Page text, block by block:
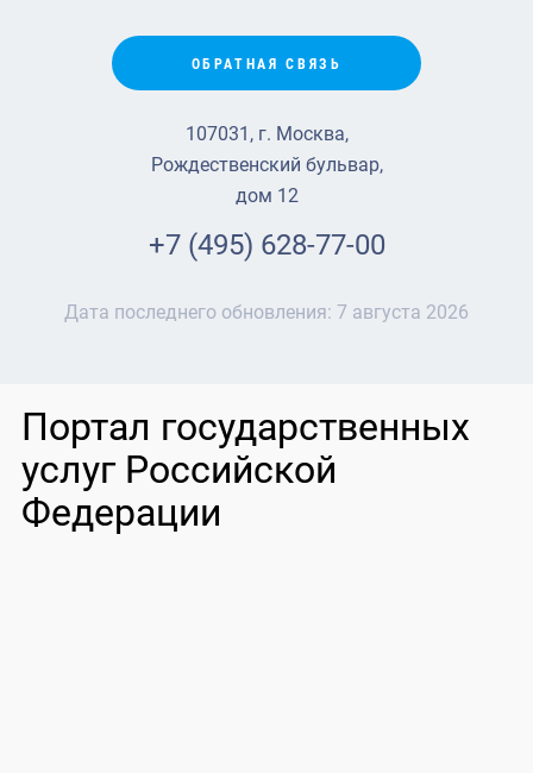
ОБРАТНАЯ СВЯЗЬ
107031, г. Москва,
Рождественский бульвар,
дом 12
+7 (495) 628-77-00
Дата последнего обновления: 7 августа 2026
Портал государственных
услуг Российской
Федерации